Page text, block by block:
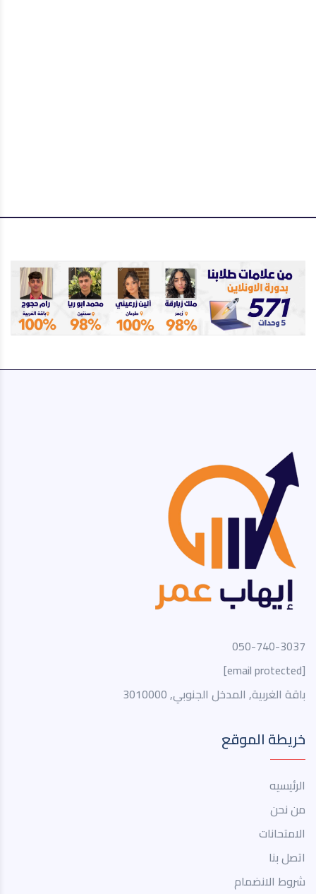
050-740-3037
[email protected]
باقة الغربية, المدخل الجنوبي, 3010000
خريطة الموقع
الرئيسيه
من نحن
الامتحانات
اتصل بنا
شروط الانضمام